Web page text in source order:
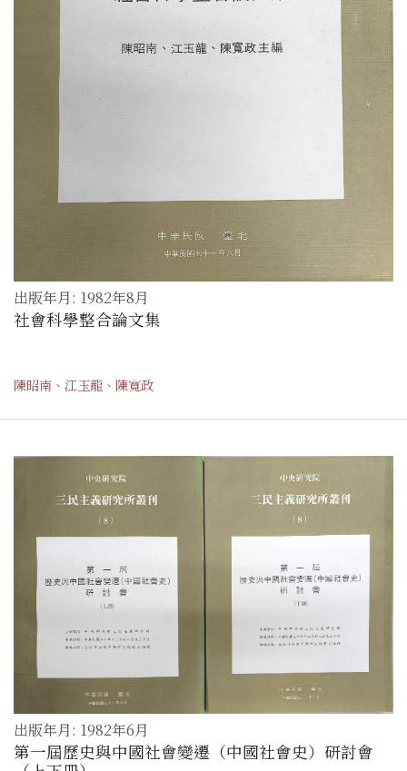
出版年月: 1982年8月
社會科學整合論文集
陳昭南、江玉龍、陳寬政
出版年月: 1982年6月
第一屆歷史與中國社會變遷（中國社會史）研討會